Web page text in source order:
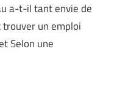
a-t-il tant envie de
trouver un emploi
Selon une